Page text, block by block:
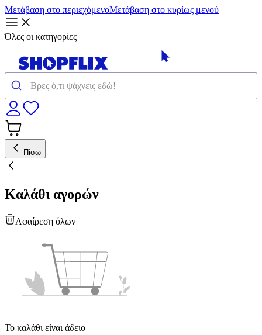
Μετάβαση στο περιεχόμενοΜετάβαση στο κυρίως μενού
Όλες οι κατηγορίες
Πίσω
Καλάθι αγορών
Αφαίρεση όλων
Το καλάθι είναι άδειο